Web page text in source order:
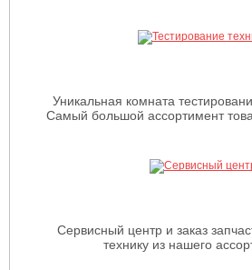
Уникальная комната
Самый большой ассортимент
Сервисный центр и заказ
технику из нашего